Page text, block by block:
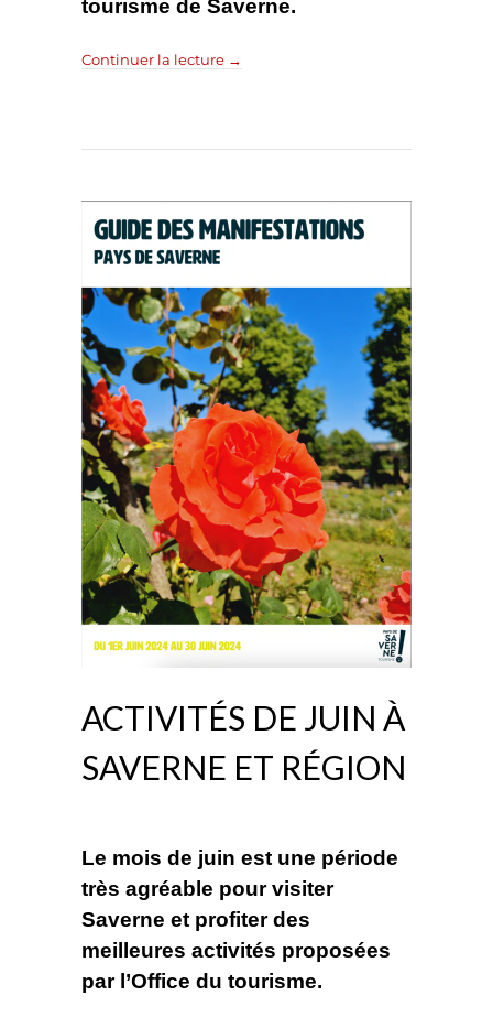
tourisme de Saverne.
Continuer la lecture →
ACTIVITÉS DE JUIN À
SAVERNE ET RÉGION
Le mois de juin est une période
très agréable pour visiter
Saverne et profiter des
meilleures activités proposées
par l’Office du tourisme.